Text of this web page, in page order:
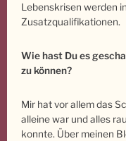
Lebenskrisen werden
Zusatzqualifikationen.
Wie hast Du es
zu können?
Mir hat vor allem das
alleine war und alles
konnte. Über meinen